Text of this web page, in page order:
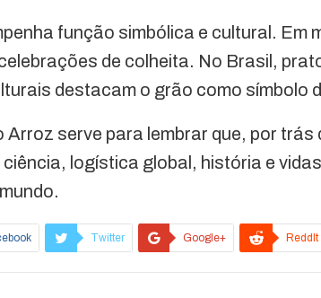
função simbólica e cultural. Em
de colheita. No Brasil,
destacam o grão como símbolo
Arroz serve para lembrar que, por trás
logística global, história e
Twitter Google+ ReddIt